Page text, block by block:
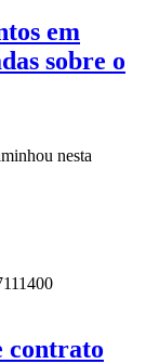
em
sobre o
nesta
contrato